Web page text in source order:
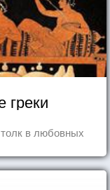
греки
толк в любовных